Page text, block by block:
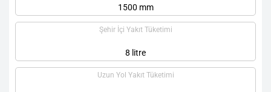
1500 mm
Şehir İçi Yakıt Tüketimi
8 litre
Uzun Yol Yakıt Tüketimi